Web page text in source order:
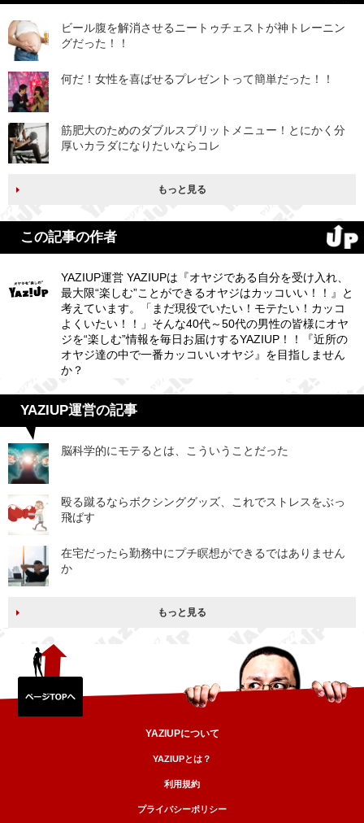
ビール腹を解消させるニートゥチェストが神トレーニン
グだった！！
何だ！女性を喜ばせるプレゼントって簡単だった！！
筋肥大のためのダブルスプリットメニュー！とにかく分
厚いカラダになりたいならコレ
もっと見る
この記事の作者
YAZIUP運営 YAZIUPは『オヤジである自分を受け入れ、
最大限“楽しむ”ことができるオヤジはカッコいい！！』と
考えています。「まだ現役でいたい！モテたい！カッコ
よくいたい！！」そんな40代～50代の男性の皆様にオヤ
ジを“楽しむ”情報を毎日お届けするYAZIUP！！『近所の
オヤジ達の中で一番カッコいいオヤジ』を目指しません
か？
YAZIUP運営の記事
脳科学的にモテるとは、こういうことだった
殴る蹴るならボクシンググッズ、これでストレスをぶっ
飛ばす
在宅だったら勤務中にプチ瞑想ができるではありません
か
もっと見る
YAZIUPについて
YAZIUPとは？
利用規約
プライバシーポリシー